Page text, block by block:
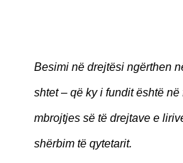
Besimi në drejtësi ngërthen
shtet – që ky i fundit është në
mbrojtjes së të drejtave e
shërbim të qytetarit.